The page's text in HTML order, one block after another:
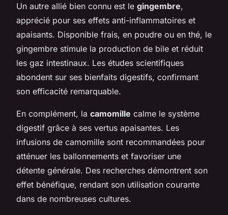
Un autre allié bien connu est le gingembre,
apprécié pour ses effets anti-inflammatoires et
apaisants. Disponible frais, en poudre ou en thé, le
gingembre stimule la production de bile et réduit
les gaz intestinaux. Les études scientifiques
abondent sur ses bienfaits digestifs, confirmant
son efficacité remarquable.
En complément, la camomille calme le système
digestif grâce à ses vertus apaisantes. Les
infusions de camomille sont recommandées pour
atténuer les ballonnements et favoriser une
détente générale. Des recherches démontrent son
effet bénéfique, rendant son utilisation courante
dans de nombreuses cultures.